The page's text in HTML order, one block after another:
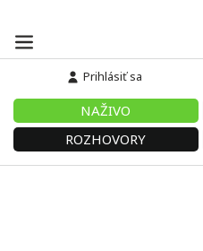
Prihlásiť sa
NAŽIVO
ROZHOVORY